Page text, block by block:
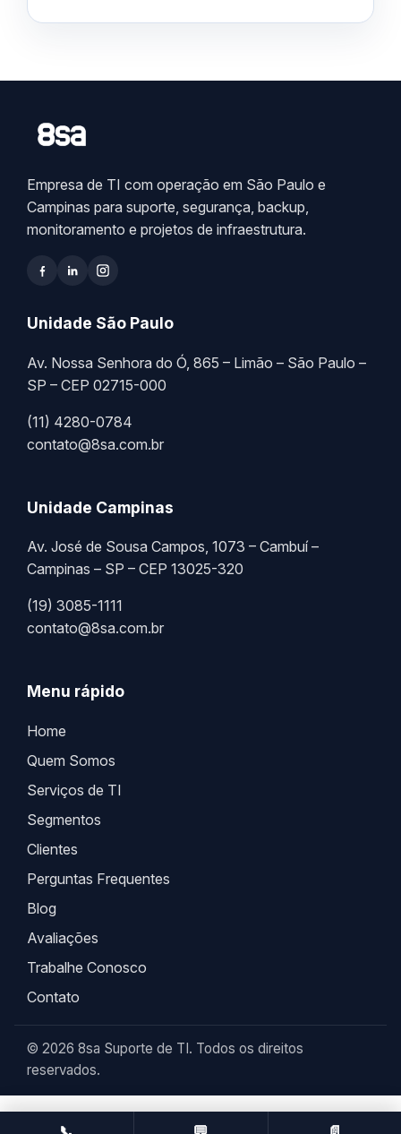
Empresa de TI com operação em São Paulo e
Campinas para suporte, segurança, backup,
monitoramento e projetos de infraestrutura.
Unidade São Paulo
Av. Nossa Senhora do Ó, 865 – Limão – São Paulo –
SP – CEP 02715-000
(11) 4280-0784
contato@8sa.com.br
Unidade Campinas
Av. José de Sousa Campos, 1073 – Cambuí –
Campinas – SP – CEP 13025-320
(19) 3085-1111
contato@8sa.com.br
Menu rápido
Home
Quem Somos
Serviços de TI
Segmentos
Clientes
Perguntas Frequentes
Blog
Avaliações
Trabalhe Conosco
Contato
© 2026 8sa Suporte de TI. Todos os direitos
reservados.